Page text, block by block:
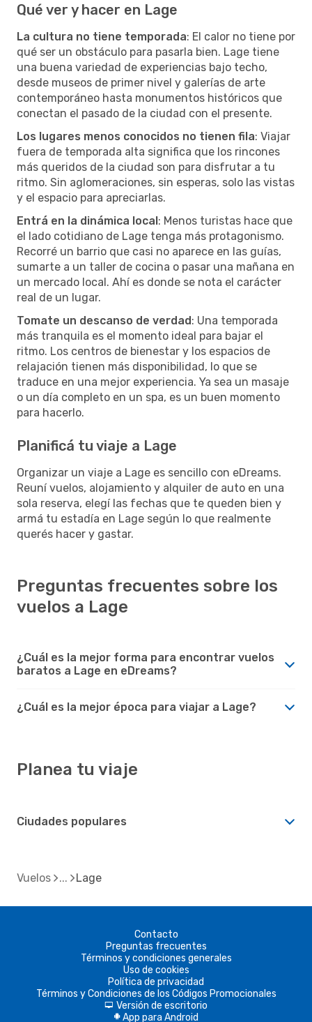
Qué ver y hacer en Lage
La cultura no tiene temporada: El calor no tiene por
qué ser un obstáculo para pasarla bien. Lage tiene
una buena variedad de experiencias bajo techo,
desde museos de primer nivel y galerías de arte
contemporáneo hasta monumentos históricos que
conectan el pasado de la ciudad con el presente.
Los lugares menos conocidos no tienen fila: Viajar
fuera de temporada alta significa que los rincones
más queridos de la ciudad son para disfrutar a tu
ritmo. Sin aglomeraciones, sin esperas, solo las vistas
y el espacio para apreciarlas.
Entrá en la dinámica local: Menos turistas hace que
el lado cotidiano de Lage tenga más protagonismo.
Recorré un barrio que casi no aparece en las guías,
sumarte a un taller de cocina o pasar una mañana en
un mercado local. Ahí es donde se nota el carácter
real de un lugar.
Tomate un descanso de verdad: Una temporada
más tranquila es el momento ideal para bajar el
ritmo. Los centros de bienestar y los espacios de
relajación tienen más disponibilidad, lo que se
traduce en una mejor experiencia. Ya sea un masaje
o un día completo en un spa, es un buen momento
para hacerlo.
Planificá tu viaje a Lage
Organizar un viaje a Lage es sencillo con eDreams.
Reuní vuelos, alojamiento y alquiler de auto en una
sola reserva, elegí las fechas que te queden bien y
armá tu estadía en Lage según lo que realmente
querés hacer y gastar.
Preguntas frecuentes sobre los
vuelos a Lage
¿Cuál es la mejor forma para encontrar vuelos
baratos a Lage en eDreams?
¿Cuál es la mejor época para viajar a Lage?
Planea tu viaje
Ciudades populares
Vuelos Lage
Contacto
Preguntas frecuentes
Términos y condiciones generales
Uso de cookies
Política de privacidad
Términos y Condiciones de los Códigos Promocionales
d Versión de escritorio
A App para Android